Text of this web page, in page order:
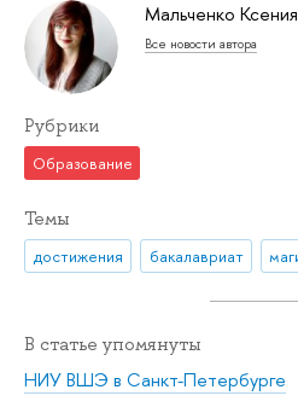
Мальченко
Все новости автора
Рубрики
Образование
Темы
достижения бакалавриат
В статье упомянуты
НИУ ВШЭ в Санкт-Петербурге